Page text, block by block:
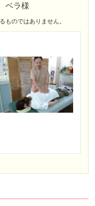
ベラ様
ものではありません。